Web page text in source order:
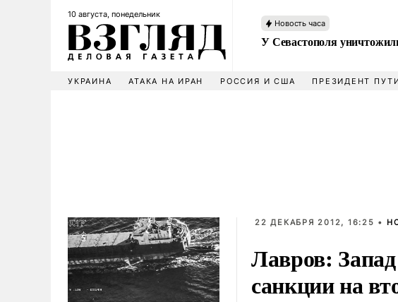
10 августа, понедельник
Новость часа
У Севастополя
УКРАИНА АТАКА НА ИРАН РОССИЯ И США ПРЕЗИДЕНТ
22 ДЕКАБРЯ 2012, 16:25 •
Лавров:
санкции на